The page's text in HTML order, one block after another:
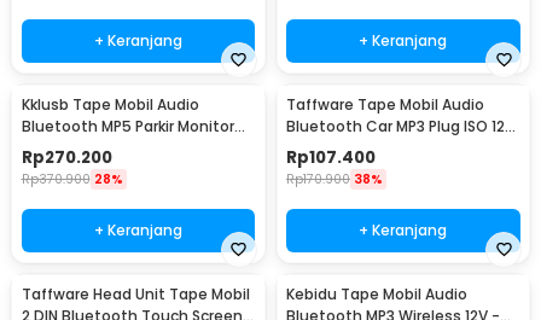
+ Keranjang + Keranjang
Kklusb Tape Mobil Audio
Bluetooth MP5 Parkir Monitor
Plug ISO 4.1 Inch - 4022D
Rp270.200
Rp370.900 28%
+ Keranjang
Taffware Tape Mobil Audio
Bluetooth Car MP3 Plug ISO 12V
60W - JSD-530
Rp107.400
Rp170.900 38%
+ Keranjang
Taffware Head Unit Tape Mobil
2 DIN Bluetooth Touch Screen
Kebidu Tape Mobil Audio
Bluetooth MP3 Wireless 12V -